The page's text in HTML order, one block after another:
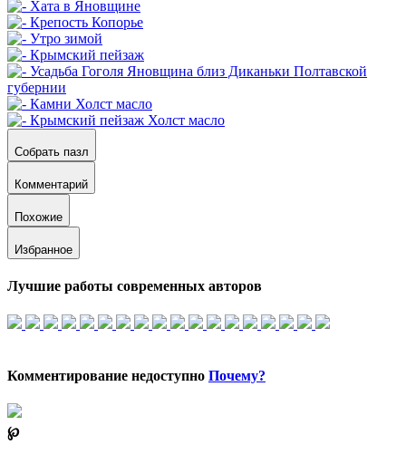
Собрать пазл
Комментарий
Похожие
Избранное
Лучшие работы современных авторов
Комментирование недоступно Почему?
℘